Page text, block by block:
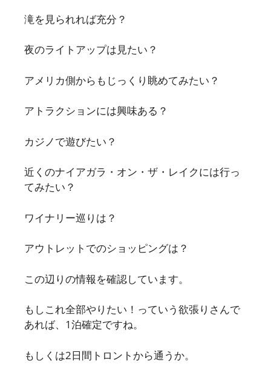
滝を見られれば充分？
夜のライトアップは見たい？
アメリカ側からもじっくり眺めてみたい？
アトラクションには興味ある？
カジノで遊びたい？
近くのナイアガラ・オン・ザ・レイクには行っ
てみたい？
ワイナリー巡りは？
アウトレットでのショッピングは？
この辺りの情報を確認しています。
もしこれ全部やりたい！っていう欲張りさんで
あれば、1泊確定ですね。
もしくは2日間トロントから通うか。